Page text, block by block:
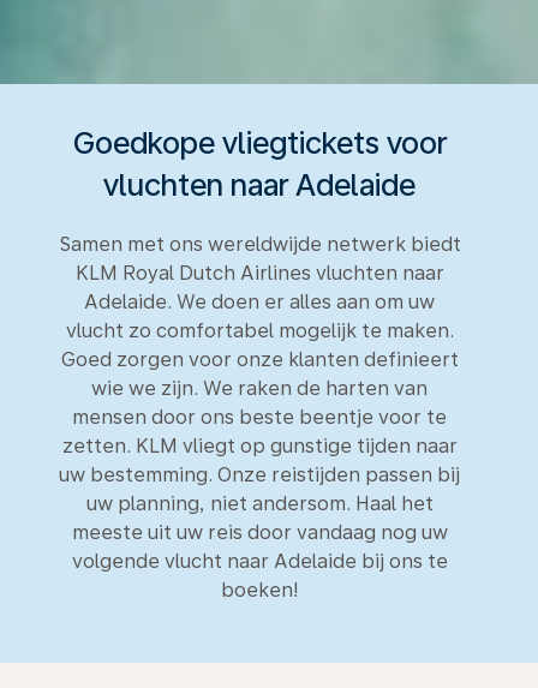
Goedkope vliegtickets voor
vluchten naar Adelaide
Samen met ons wereldwijde netwerk biedt
KLM Royal Dutch Airlines vluchten naar
Adelaide. We doen er alles aan om uw
vlucht zo comfortabel mogelijk te maken.
Goed zorgen voor onze klanten definieert
wie we zijn. We raken de harten van
mensen door ons beste beentje voor te
zetten. KLM vliegt op gunstige tijden naar
uw bestemming. Onze reistijden passen bij
uw planning, niet andersom. Haal het
meeste uit uw reis door vandaag nog uw
volgende vlucht naar Adelaide bij ons te
boeken!